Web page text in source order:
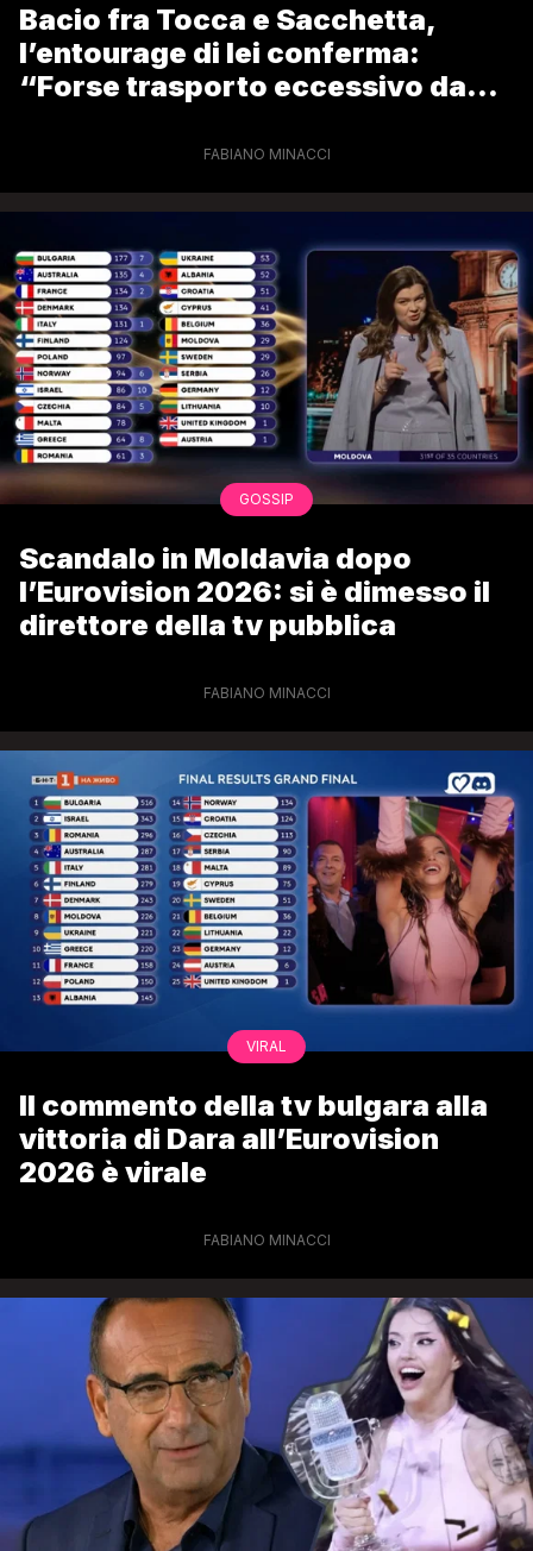
Bacio fra Tocca e Sacchetta,
l’entourage di lei conferma:
“Forse trasporto eccessivo da
FABIANO MINACCI
GOSSIP
Scandalo in Moldavia dopo
l’Eurovision 2026: si è dimesso il
direttore della tv pubblica
FABIANO MINACCI
VIRAL
Il commento della tv bulgara alla
vittoria di Dara all’Eurovision
2026 è virale
FABIANO MINACCI